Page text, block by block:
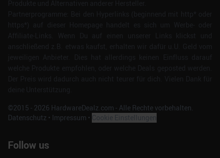
©2015 - 2026 HardwareDealz.com - Alle Rechte vorbehalten.
Datenschutz • Impressum •
Follow us